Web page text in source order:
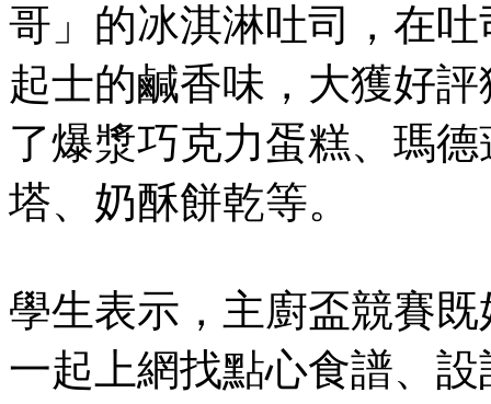
哥」的冰淇淋吐司，在
起士的鹹香味，大獲好
了爆漿巧克力蛋糕、瑪
塔、奶酥餅乾等。
學生表示，主廚盃競賽
一起上網找點心食譜、